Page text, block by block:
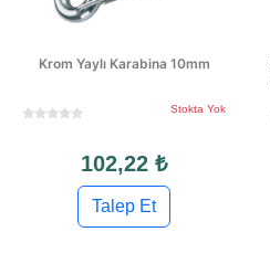
Krom Yaylı Karabina 10mm
Stokta Yok
102,22 ₺
Talep Et